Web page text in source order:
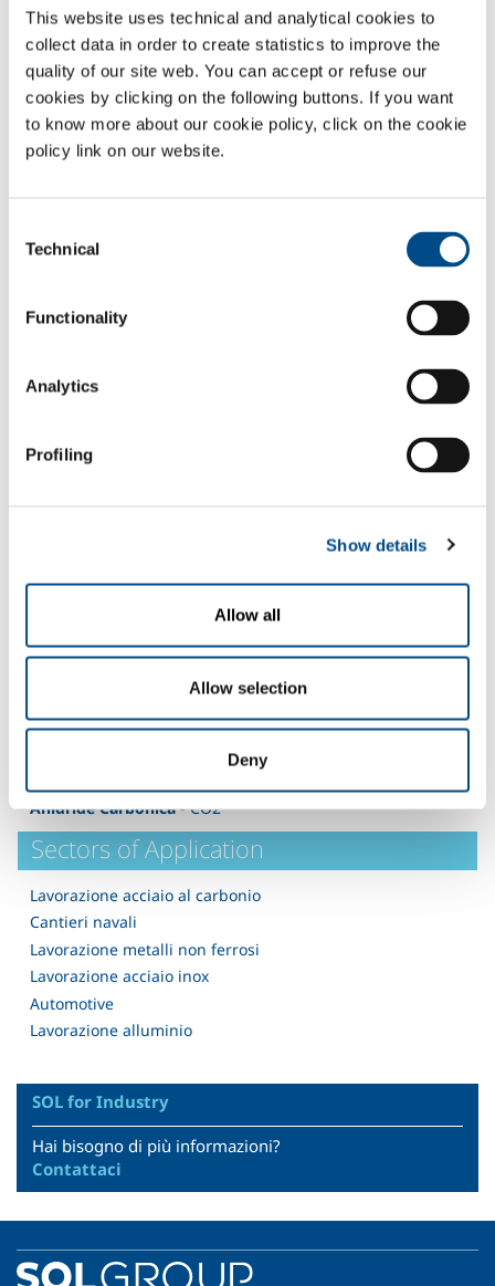
This website uses technical and analytical cookies to
collect data in order to create statistics to improve the
quality of our site web. You can accept or refuse our
cookies by clicking on the following buttons. If you want
to know more about our cookie policy, click on the cookie
policy link on our website.
Selection
Technical
Functionality
Analytics
Profiling
Show details
Allow all
Allow selection
Deny
SOL propone soluzioni che coprono a 360° le richieste del cliente, dalla
fornitura di impianti per aumentare la capacità depurativa della
sezione biologica, al controllo del pH, all’uso di ozono come agente
anti-fouling, oltre a soluzioni per eliminare l’ammoniaca in eccesso o
ridurre i composti solforati così come il colore, l’odore od i tensioattivi.
SOL è impegnata costantemente nella ricerca e sviluppo di
biologica con impianti brevettati
Abbattimento schiume, odori, aereosol
Abbattimento tensioattivi e colori
Trattamenti acque di processo anti-fouling e disinfezione
Le soluzioni fornite da SOL sono completamente adattabili alle
specifiche esigenze del cliente. SOL segue il progetto sin dalle prime
fasi di progettazione, la realizzazione, l’avviamento, la manutenzione
ordinaria e straordinaria con l’impiego di personale esperto e
Gases
Anidride Carbonica- CO2
Sectors of Application
Lavorazione acciaio al carbonio
Cantieri navali
Lavorazione metalli non ferrosi
Lavorazione acciaio inox
Automotive
Lavorazione alluminio
SOL for Industry
Hai bisogno di più informazioni?
Contattaci